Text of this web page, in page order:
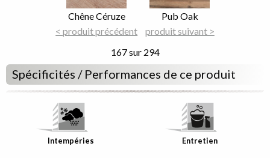
Nom
du
Chêne Céruze
< produit précédent
Nom
du
Pub Oak
produit suivant >
167 sur 294
Spécificités / Performances de ce produit
Intempéries Entretien